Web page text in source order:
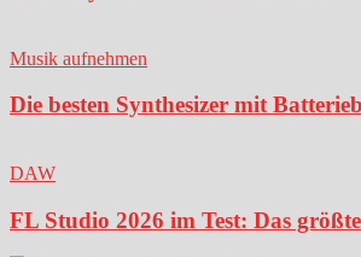
Musik aufnehmen
Die besten Synthesizer mit
DAW
FL Studio 2026 im Test: Das